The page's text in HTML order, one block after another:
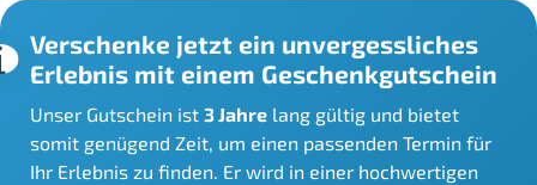
Verschenke jetzt ein unvergessliches
Erlebnis mit einem Geschenkgutschein
Unser Gutschein ist3 Jahre lang gültig und bietet
somit genügend Zeit, um einen passenden Termin für
Ihr Erlebnis zu finden. Er wird in einer hochwertigen